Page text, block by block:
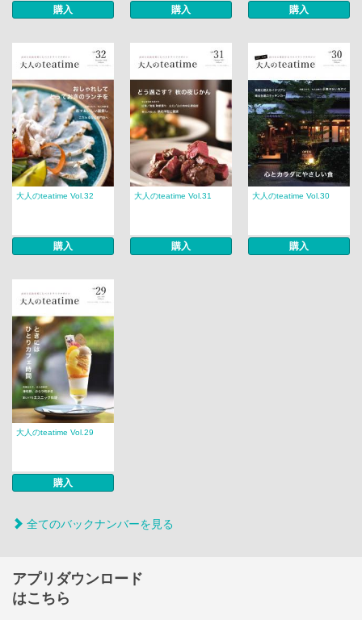
購入 購入 購入
大人のteatime Vol.32
購入
大人のteatime Vol.31
購入
大人のteatime Vol.30
購入
大人のteatime Vol.29
購入
全てのバックナンバーを見る
アプリダウンロード
はこちら